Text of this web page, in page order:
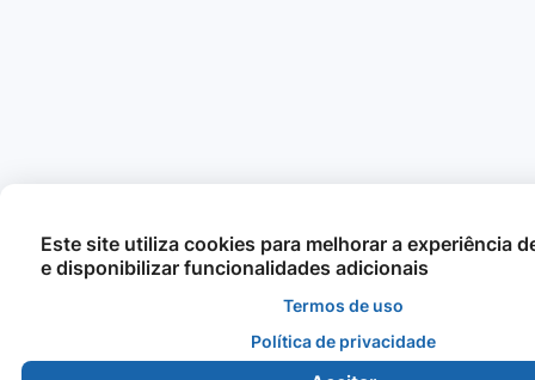
Este site utiliza cookies para melhorar a experiência
e disponibilizar funcionalidades adicionais
Termos de uso
Política de privacidade